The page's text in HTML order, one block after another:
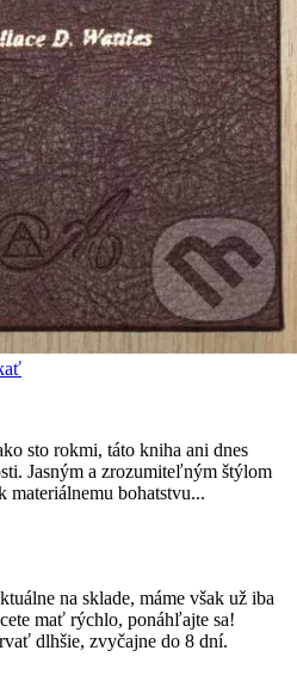
sto rokmi, táto kniha ani dnes
Jasným a zrozumiteľným štýlom
materiálnemu bohatstvu...
na sklade, máme však už iba
mať rýchlo, ponáhľajte sa!
dlhšie, zvyčajne do 8 dní.